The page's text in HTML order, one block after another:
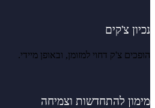
נכיון צ'קים
הופכים צ'ק דחוי למזומן, ובאופן מיידי.
מימון להתחדשות וצמיחה